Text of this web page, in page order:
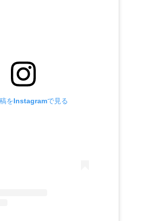
をInstagramで見る